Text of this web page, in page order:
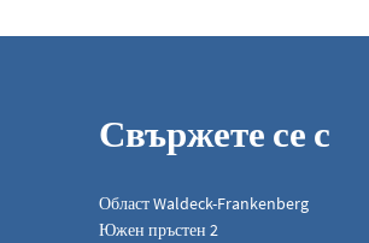
Свържете се с
Област Waldeck-Frankenberg
Южен пръстен 2